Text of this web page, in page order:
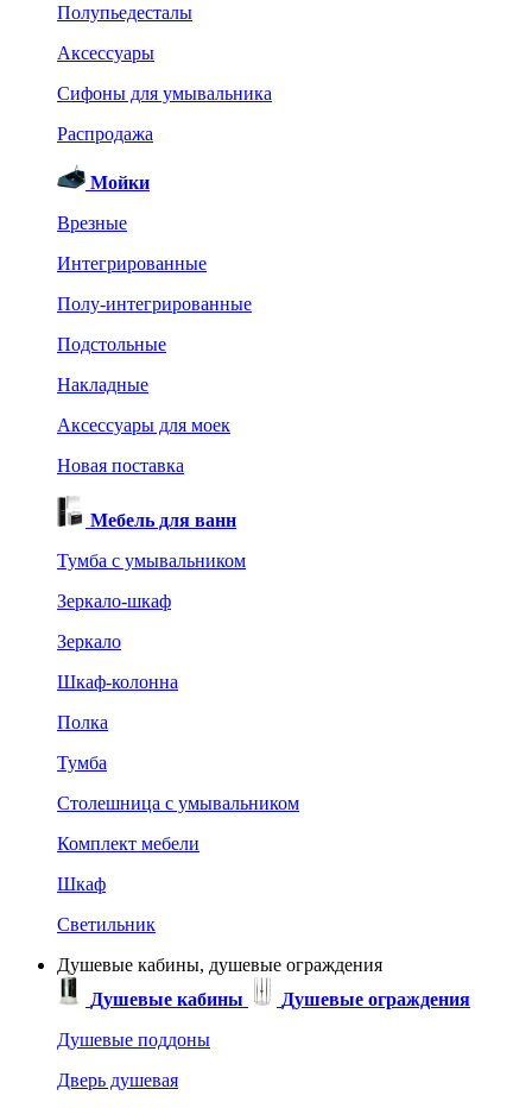
Полупьедесталы
Аксессуары
Сифоны для умывальника
Распродажа
Мойки
Врезные
Интегрированные
Полу-интегрированные
Подстольные
Накладные
Аксессуары для моек
Новая поставка
Мебель для ванн
Тумба с умывальником
Зеркало-шкаф
Зеркало
Шкаф-колонна
Полка
Тумба
Столешница с умывальником
Комплект мебели
Шкаф
Светильник
Душевые кабины, душевые ограждения
Душевые кабины
Душевые ограждения
Душевые поддоны
Дверь душевая